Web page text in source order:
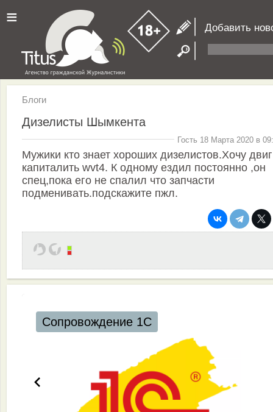
≡ Добавить
Блоги
Дизелисты Шымкента
Гость 18 Марта 2020 в
Мужики кто знает хороших дизелистов.Хочу двиг
капиталить wvt4. К одному ездил постоянно ,он
спец,пока его не спалил что запчасти
подменивать.подскажите пжл.
Сопровождение 1С